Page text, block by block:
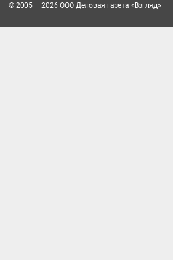
© 2005 — 2026 ООО Деловая газета «Взгляд»